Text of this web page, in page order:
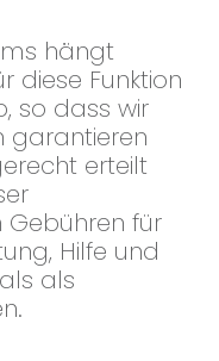
hängt
diese Funktion
so dass wir
garantieren
erteilt
für
Hilfe und
als